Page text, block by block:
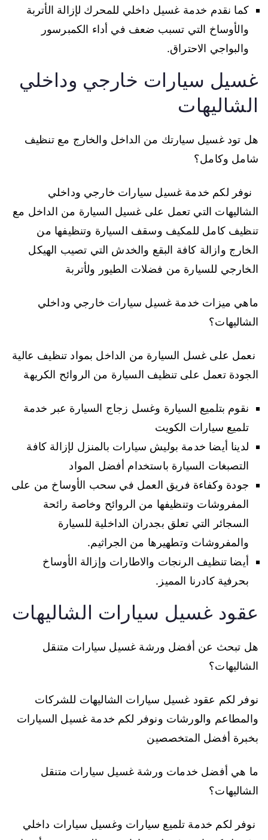
كما نقدم خدمة غسيل داخلي للمحرك لإزالة الأتربة
والأوساخ التي تسبب ضعف في أداء الكمبرسور
والبواجي الاحتراق.
غسيل سيارات خارجي وداخلي
الشاليهات
هل تود غسيل سيارتك من الداخل والخارج مع تنظيف
شامل وكامل؟
نوفر لكم خدمة غسيل سيارات خارجي وداخلي
الشاليهات التي تعمل على غسيل السيارة من الداخل مع
تنظيف كامل للمكيف وسقف السيارة وتنظيفها من
الخارج وازالة كافة البقع والخدش التي تصيب الهيكل
الخارجي للسيارة من فضلات الطيور ولأتربة
ماهي ميزات خدمة غسيل سيارات خارجي وداخلي
الشاليهات؟
نعمل على غسل السيارة من الداخل بمواد تنظيف عالية
الجودة تعمل على تنظيف السيارة من الروائح الكريهة
نقوم بتلميع السيارة وغسل زجاج السيارة عبر خدمة
تلميع سيارات الكويت
لدينا أيضا خدمة بوليش سيارات بالمنزل لإزالة كافة
التصبغات السيارة باستخدام أفضل المواد
جودة وكفاءة فريق العمل في سحب الأوساخ من على
المفروشات وتنظيفها من الروائح وخاصة رائحة
السجائر التي تعلق بجدران الداخلية للسيارة
والمفروشات وتطهيرها من الجراثيم.
أيضا تنظيف الرنجات والاطارات وإزالة الأوساخ
بحرفية كادرنا المميز.
عقود غسيل سيارات الشاليهات
هل تبحث عن أفضل ورشة غسيل سيارات متنقل
الشاليهات؟
نوفر لكم عقود غسيل سيارات الشاليهات للشركات
والمطاعم والورشات ونوفر لكم خدمة غسيل السيارات
بخبرة أفضل المتخصصين
ما هي أفضل خدمات ورشة غسيل سيارات متنقل
الشاليهات؟
نوفر لكم خدمة تلميع سيارات وغسيل سيارات داخلي